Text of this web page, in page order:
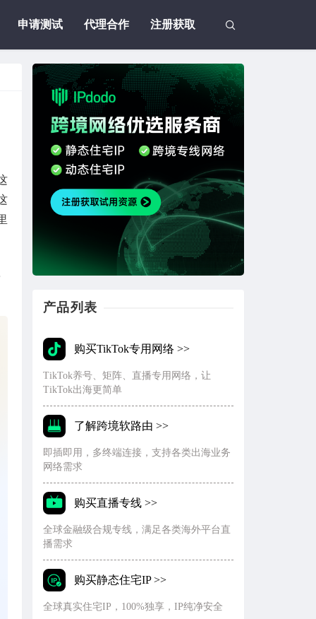
申请测试 代理合作 注册获取
产品列表
购买TikTok专用网络 >>
TikTok养号、矩阵、直播专用网络，让
TikTok出海更简单
了解跨境软路由 >>
即插即用，多终端连接，支持各类出海业务
网络需求
购买直播专线 >>
全球金融级合规专线，满足各类海外平台直
播需求
购买静态住宅IP >>
全球真实住宅IP，100%独享，IP纯净安全